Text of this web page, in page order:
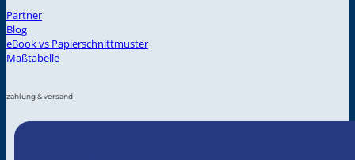
Partner
Blog
eBook vs Papierschnittmuster
Maßtabelle
zahlung & versand